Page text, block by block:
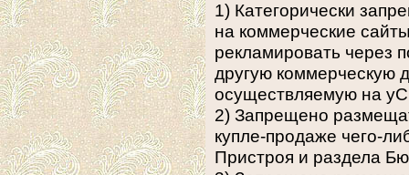
1) Категорически
на коммерческие
рекламировать через
другую коммерческую
осуществляемую на
2) Запрещено
купле-продаже чего-
Пристроя и раздела